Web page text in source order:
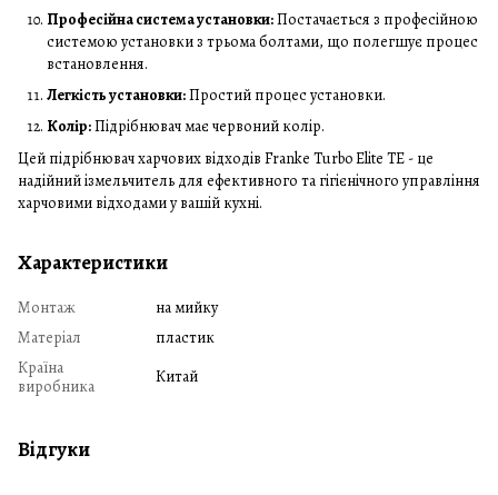
Професійна система установки:Постачається з професійною
системою установки з трьома болтами, що полегшує процес
встановлення.
Легкість установки:Простий процес установки.
Колір:Підрібнювач має червоний колір.
Цей підрібнювач харчових відходів Franke Turbo Elite TE - це
надійний ізмельчитель для ефективного та гігієнічного управління
харчовими відходами у вашій кухні.
Характеристики
Монтаж
на мийку
Матеріал
пластик
Країна
виробника
Китай
Відгуки